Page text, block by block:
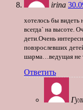
irina
хотелось бы видеть
всегда` на высоте.
дети.Очень
повзрослевших
шарма…ведущая не
Ответить